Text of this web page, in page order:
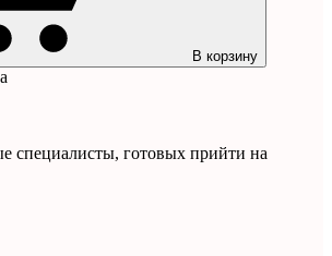
В корзину
специалисты, готовых прийти на